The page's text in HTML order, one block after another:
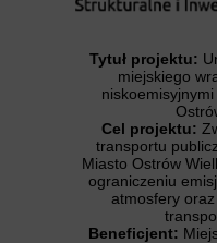
Tytuł projektu:
miejskiego
Cel projektu:
transportu
Miasto Ostrów
ograniczeniu
atmosfery
Beneficjent: